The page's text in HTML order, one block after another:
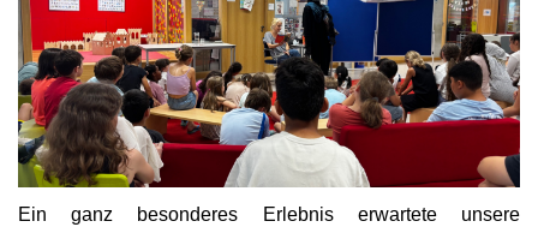
Ein ganz besonderes Erlebnis erwartete unsere